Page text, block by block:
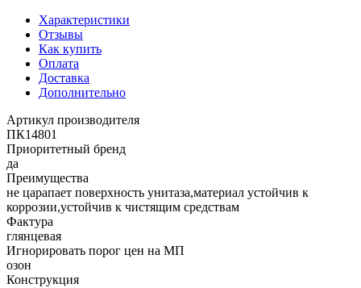
Характеристики
Отзывы
Как купить
Оплата
Доставка
Дополнительно
Артикул производителя
ПК14801
Приоритетный бренд
да
Преимущества
не царапает поверхность унитаза,материал устойчив к
коррозии,устойчив к чистящим средствам
Фактура
глянцевая
Игнорировать порог цен на МП
озон
Конструкция